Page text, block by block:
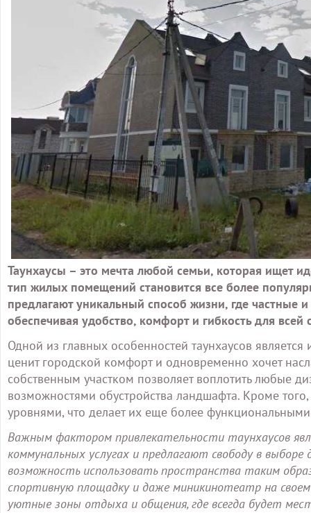
Таунхаусы – это мечта любой семьи, которая ищет
тип жилых помещений становится все более
предлагают уникальный способ жизни, где частные
обеспечивая удобство, комфорт и гибкость для всей
Одной из главных особенностей таунхаусов
ценит городской комфорт и одновременно хочет
собственным участком позволяет воплотить любые
возможностями обустройства ландшафта. Кроме
уровнями, что делает их еще более
Важным фактором привлекательности таунхаусов
коммунальных услугах и предлагают свободу в
возможность использовать пространства таким
спортивную площадку и даже миникинотеатр на
уютные зоны отдыха и общения, где всегда будет